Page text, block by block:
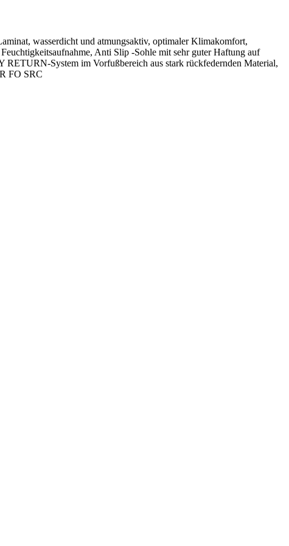
wasserdicht und atmungsaktiv, optimaler Klimakomfort,
Anti Slip -Sohle mit sehr guter Haftung auf
System im Vorfußbereich aus stark rückfedernden Material,
FO SRC